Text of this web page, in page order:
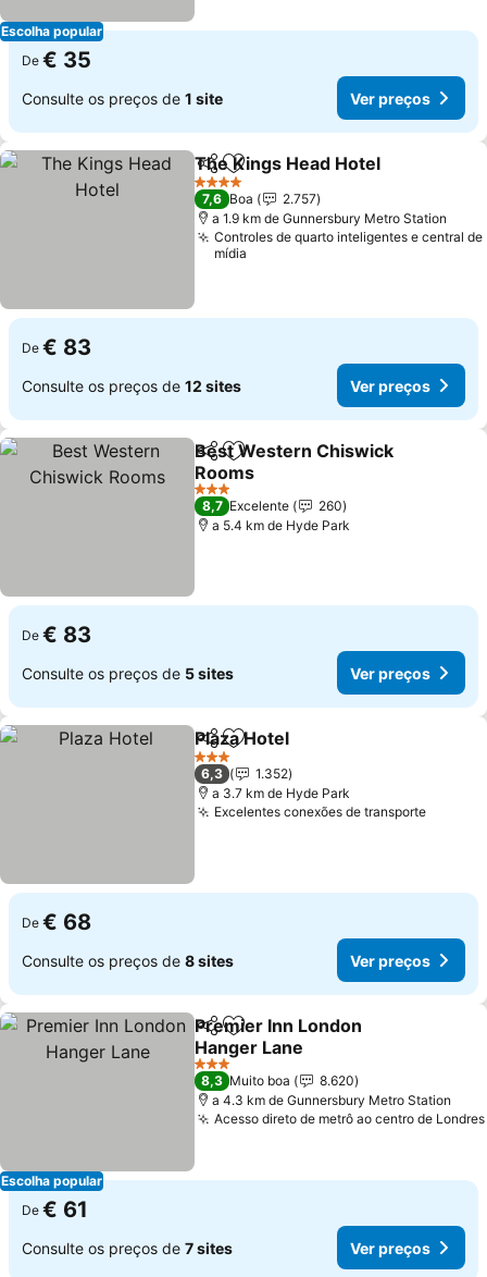
Escolha popular
De € 35
Consulte os preços de 1 site Ver preços
PartilharAdicionar aos favoritos
The Kings Head Hotel
4 Estrelas
7,6 Boa
2.757
a 1.9 km de Gunnersbury Metro Station
Controles de quarto inteligentes e central de
mídia
De € 83
Consulte os preços de 12 sites Ver preços
PartilharAdicionar aos favoritos
Best Western Chiswick
Rooms
Ver preços
3 Estrelas
8,7 Excelente
260
a 5.4 km de Hyde Park
De € 83
Consulte os preços de 5 sites Ver preços
PartilharAdicionar aos favoritos
Plaza Hotel
3 Estrelas
6,3
1.352
a 3.7 km de Hyde Park
Excelentes conexões de transporteVer
De € 68
Consulte os preços de 8 sites Ver preços
Escolha popular
PartilharAdicionar aos favoritos
Premier Inn London
Hanger Lane
Ver preços
3 Estrelas
8,3 Muito boa
8.620
a 4.3 km de Gunnersbury Metro Station
Acesso direto de metrô ao centro de Londres
De € 61
Consulte os preços de 7 sites Ver preços